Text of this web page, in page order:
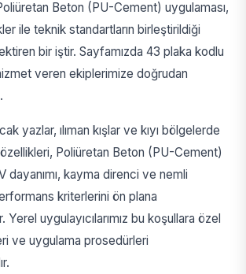
Beton (PU-Cement) uygulaması,
ile teknik standartların birleştirildiği
bir iştir. Sayfamızda 43 plaka kodlu
veren ekiplerimize doğrudan
yazlar, ılıman kışlar ve kıyı bölgelerde
Poliüretan Beton (PU-Cement)
dayanımı, kayma direnci ve nemli
kriterlerini ön plana
Yerel uygulayıcılarımız bu koşullara özel
ve uygulama prosedürleri